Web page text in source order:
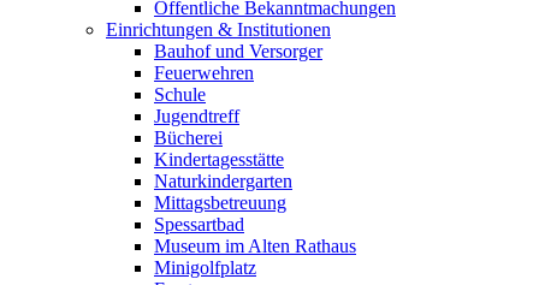
Öffentliche Bekanntmachungen
Einrichtungen & Institutionen
Bauhof und Versorger
Feuerwehren
Schule
Jugendtreff
Bücherei
Kindertagesstätte
Naturkindergarten
Mittagsbetreuung
Spessartbad
Museum im Alten Rathaus
Minigolfplatz